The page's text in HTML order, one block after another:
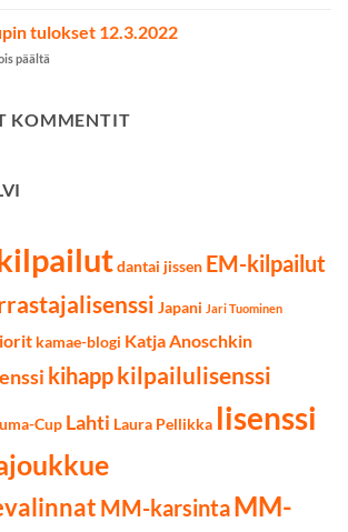
7.5.2022
Cupin
9.4.2022
tulokset 12.3.2022
päältä
tulokset
KOMMENTIT
dantai jissen EM-kilpailut
Japani Jari Tuominen
kamae-blogi Katja Anoschkin
kihappkilpailulisenssi
Cup Lahti Laura Pellikka lisenssi
MM-karsintaMM-